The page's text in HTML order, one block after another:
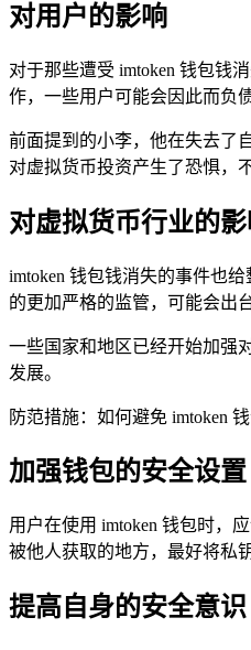
对用户的影响
对于那些遭受 imtoken 钱包钱
作，一些用户可能会因此而负
前面提到的小李，他在失去了
对虚拟货币投资产生了恐惧，
对虚拟货币行业的
imtoken 钱包钱消失的事件也
的更加严格的监管，可能会出
一些国家和地区已经开始加强
发展。
防范措施：如何避免 imtoken
加强钱包的安全设置
用户在使用 imtoken 钱包时，
被他人获取的地方，最好将私
提高自身的安全意识